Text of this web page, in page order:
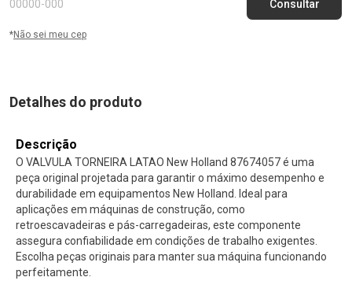
*Não sei meu cep
Detalhes do produto
Descrição
O VALVULA TORNEIRA LATAO New Holland 87674057 é uma
peça original projetada para garantir o máximo desempenho e
durabilidade em equipamentos New Holland. Ideal para
aplicações em máquinas de construção, como
retroescavadeiras e pás-carregadeiras, este componente
assegura confiabilidade em condições de trabalho exigentes.
Escolha peças originais para manter sua máquina funcionando
perfeitamente.